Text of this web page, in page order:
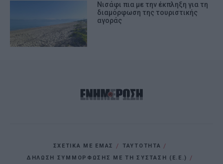
Νισάφι πια με την έκπληξη για τη
διαμόρφωση της τουριστικής
αγοράς
ΣΧΕΤΙΚΑ ΜΕ ΕΜΑΣ
ΤΑΥΤΟΤΗΤΑ
ΔΗΛΩΣΗ ΣΥΜΜΟΡΦΩΣΗΣ ΜΕ ΤΗ ΣΥΣΤΑΣΗ (Ε.Ε.)